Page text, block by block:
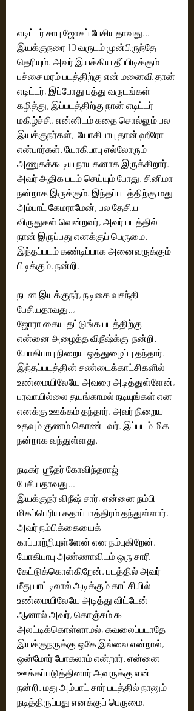
எடிட்டர் சாபு ஜோசப் பேசியதாவது…
இயக்குநரை 10 வருடம் முன்பிருந்தே
தெரியும். அவர் இயக்கிய தீப்பிடிக்கும்
பச்சை மரம் படத்திற்கு என் மனைவி தான்
எடிட்டர், இப்போது பத்து வருடங்கள்
கழித்து, இப்படத்திற்கு நான் எடிட்டர்
மகிழ்ச்சி. என்னிடம் கதை சொல்லும் பல
இயக்குநர்கள்,  யோகிபாபு தான் ஹீரோ
என்பார்கள். யோகிபாபு எல்லோரும்
அணுகக்கூடிய நாயகனாக இருக்கிறார்.
அவர் அதிக படம் செய்யும் போது, சினிமா
நன்றாக இருக்கும். இந்தப்படத்திற்கு மது
அம்பாட் கேமராமேன், பல தேசிய
விருதுகள் வென்றவர், அவர் படத்தில்
நான் இருப்பது எனக்குப் பெருமை.
இந்தப்படம் கண்டிப்பாக அனைவருக்கும்
பிடிக்கும். நன்றி.
நடன இயக்குநர், நடிகை வசந்தி
பேசியதாவது..,
ஜோரா கைய தட்டுங்க படத்திற்கு
என்னை அழைத்த விநீஷ்க்கு  நன்றி.
யோகிபாபு நிறைய ஒத்துழைப்பு தந்தார்.
இந்தப்படத்தின் சண்டைக்காட்சிகளில்
உண்மையிலேயே அவரை அடித்துள்ளேன்,
பரவாயில்லை தயங்காமல் நடியுங்கள் என
எனக்கு ஊக்கம் தந்தார். அவர் நிறைய
உதவும் குணம் கொண்டவர். இப்படம் மிக
நன்றாக வந்துள்ளது.
நடிகர்  ஶ்ரீதர் கோவிந்தராஜ்
பேசியதாவது…
இயக்குநர் விநீஷ் சார், என்னை நம்பி
மிகப்பெரிய கதாப்பாத்திரம் தந்துள்ளார்.
அவர் நம்பிக்கையைக்
காப்பாற்றியுள்ளேன் என நம்புகிறேன்.
யோகிபாபு அண்ணாவிடம் ஒரு சாரி
கேட்டுக்கொள்கிறேன். படத்தில் அவர்
மீது பாட்டிலால் அடிக்கும் காட்சியில்
உண்மையிலேயே அடித்து விட்டேன்
ஆனால் அவர், கொஞ்சம் கூட
அலட்டிக்கொள்ளாமல், கவலைப்படாதே
இயக்குநருக்கு ஒகே இல்லை என்றால்,
ஒன்மோர் போகலாம் என்றார். என்னை
ஊக்கப்படுத்தினார் அவருக்கு என்
நன்றி. மது அம்பாட் சார் படத்தில் நானும்
நடித்திருப்பது எனக்குப் பெருமை.